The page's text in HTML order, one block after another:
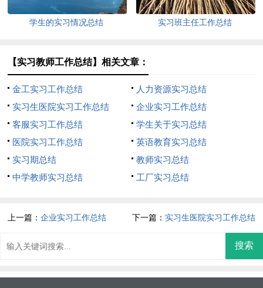
学生的实习情况总结 实习班主任工作总结
【实习教师工作总结】相关文章：
金工实习工作总结
人力资源实习总结
实习生医院实习工作总结
企业实习工作总结
客服实习工作总结
学生关于实习总结
医院实习工作总结
英语教育实习总结
实习期总结
教师实习总结
中学教师实习总结
工厂实习总结
上一篇：企业实习工作总结 下一篇： 实习生医院实习工作总结